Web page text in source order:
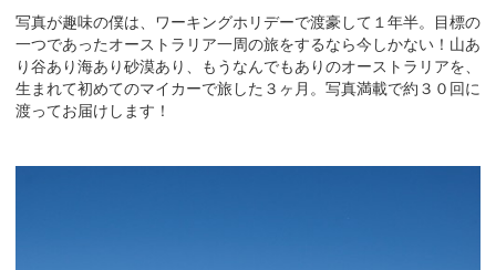
写真が趣味の僕は、ワーキングホリデーで渡豪して１年半。目標の
一つであったオーストラリア一周の旅をするなら今しかない！山あ
り谷あり海あり砂漠あり、もうなんでもありのオーストラリアを、
生まれて初めてのマイカーで旅した３ヶ月。写真満載で約３０回に
渡ってお届けします！